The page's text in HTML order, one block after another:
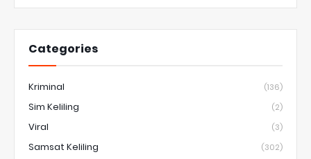
Categories
Kriminal (136)
Sim Keliling (2)
Viral (3)
Samsat Keliling (302)